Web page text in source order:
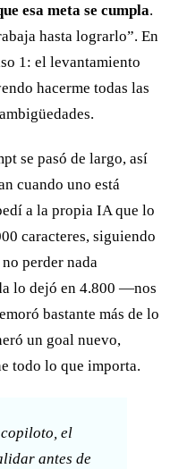
esa meta se cumpla.
hasta lograrlo”. En
1: el levantamiento
hacerme todas las
se pasó de largo, así
cuando uno está
a la propia IA que lo
caracteres, siguiendo
perder nada
lo dejó en 4.800 —nos
bastante más de lo
un goal nuevo,
todo lo que importa.
el
antes de